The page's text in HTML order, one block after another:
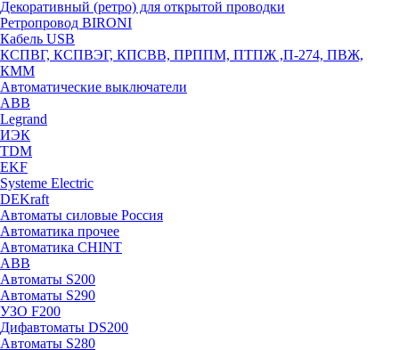
Декоративный (ретро) для открытой проводки
Ретропровод BIRONI
Кабель USB
КСПВГ, КСПВЭГ, КПСВВ, ПРППМ, ПТПЖ ,П-274, ПВЖ,
КММ
Автоматические выключатели
ABB
Legrand
ИЭК
TDM
EKF
Systeme Electric
DEKraft
Автоматы силовые Россия
Автоматика прочее
Автоматика CHINT
ABB
Автоматы S200
Автоматы S290
УЗО F200
Дифавтоматы DS200
Автоматы S280